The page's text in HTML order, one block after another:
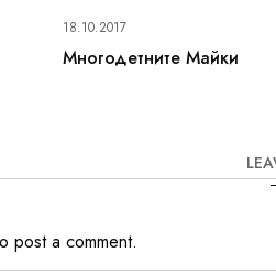
18.10.2017
Многодетните Майки
post a comment.